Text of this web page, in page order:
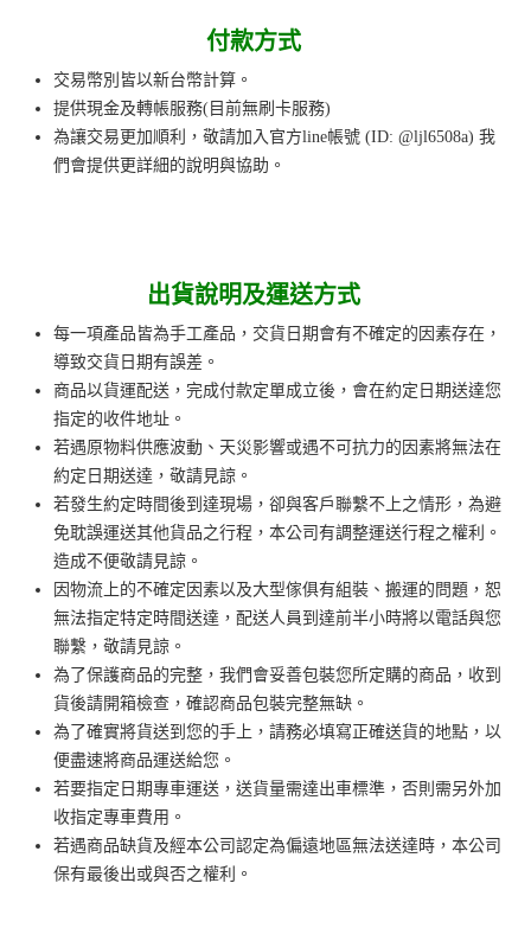
付款方式
交易幣別皆以新台幣計算。
提供現金及轉帳服務(目前無刷卡服務)
為讓交易更加順利，敬請加入官方line帳號 (ID: @ljl6508a) 我
們會提供更詳細的說明與協助。
出貨說明及運送方式
每一項產品皆為手工產品，交貨日期會有不確定的因素存在，
導致交貨日期有誤差。
商品以貨運配送，完成付款定單成立後，會在約定日期送達您
指定的收件地址。
若遇原物料供應波動、天災影響或遇不可抗力的因素將無法在
約定日期送達，敬請見諒。
若發生約定時間後到達現場，卻與客戶聯繫不上之情形，為避
免耽誤運送其他貨品之行程，本公司有調整運送行程之權利。
造成不便敬請見諒。
因物流上的不確定因素以及大型傢俱有組裝、搬運的問題，恕
無法指定特定時間送達，配送人員到達前半小時將以電話與您
聯繫，敬請見諒。
為了保護商品的完整，我們會妥善包裝您所定購的商品，收到
貨後請開箱檢查，確認商品包裝完整無缺。
為了確實將貨送到您的手上，請務必填寫正確送貨的地點，以
便盡速將商品運送給您。
若要指定日期專車運送，送貨量需達出車標準，否則需另外加
收指定專車費用。
若遇商品缺貨及經本公司認定為偏遠地區無法送達時，本公司
保有最後出或與否之權利。